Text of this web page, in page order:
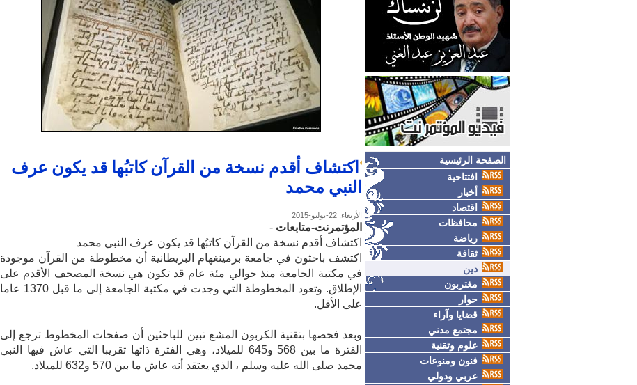
الصفحة الرئيسية
افتتاحية
أخبار
اقتصاد
محافظات
رياضة
ثقافة
دين
مغتربون
حوار
قضايا وآراء
مجتمع مدني
علوم وتقنية
فنون ومنوعات
عربي ودولي
اكتشاف أقدم نسخة من القرآن كاتبُها قد يكون عرف
النبي محمد
الأربعاء, 22-يوليو-2015
المؤتمرنت-متابعات -
اكتشاف أقدم نسخة من القرآن كاتبُها قد يكون عرف النبي محمد
اكتشف باحثون في جامعة برمينغهام البريطانية أن مخطوطة من القرآن موجودة
في مكتبة الجامعة منذ حوالي مئة عام قد تكون هي نسخة المصحف الأقدم على
الإطلاق. وتعود المخطوطة التي وجدت في مكتبة الجامعة إلى ما قبل 1370 عاما
على الأقل.
وبعد فحصها بتقنية الكربون المشع تبين للباحثين أن صفحات المخطوط ترجع إلى
الفترة ما بين 568 و645 للميلاد، وهي الفترة ذاتها تقريبا التي عاش فيها النبي
محمد صلى الله عليه وسلم ، الذي يعتقد أنه عاش ما بين 570 و632 للميلاد.